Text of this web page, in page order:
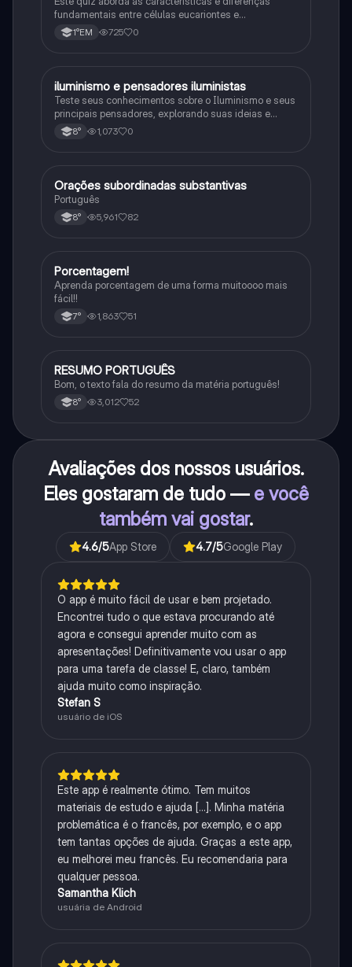
fundamentais entre células eucariontes e
procariontes.
1°EM 725 0
História
iluminismo e pensadores iluministas
Teste seus conhecimentos sobre o Iluminismo e seus
principais pensadores, explorando suas ideias e
impacto histórico.
8° 1,073 0
Português
Orações subordinadas substantivas
Português
8° 5,961 82
Matematica
Porcentagem!
Aprenda porcentagem de uma forma muitoooo mais
fácil!!
7° 1,863 51
Português
RESUMO PORTUGUÊS
Bom, o texto fala do resumo da matéria português!
8° 3,012 52
Avaliações dos nossos usuários.
Eles gostaram de tudo — e você
também vai gostar.
4.6/5App Store 4.7/5Google Play
O app é muito fácil de usar e bem projetado.
Encontrei tudo o que estava procurando até
agora e consegui aprender muito com as
apresentações! Definitivamente vou usar o app
para uma tarefa de classe! E, claro, também
ajuda muito como inspiração.
Stefan S
usuário de iOS
Este app é realmente ótimo. Tem muitos
materiais de estudo e ajuda [...]. Minha matéria
problemática é o francês, por exemplo, e o app
tem tantas opções de ajuda. Graças a este app,
eu melhorei meu francês. Eu recomendaria para
qualquer pessoa.
Samantha Klich
usuária de Android